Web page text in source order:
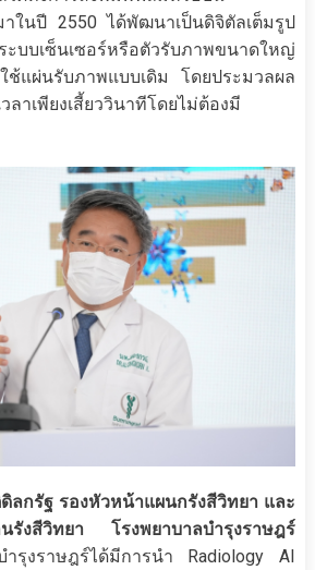
าในปี 2550 ได้พัฒนาเป็นดิจิตัลเต็มรูป
ซ็นเซอร์หรือตัวรับภาพขนาดใหญ่
ช้แผ่นรับภาพแบบเดิม โดยประมวลผล
ลาเพียงเสี้ยววินาทีโดยไม่ต้องมี
ลกรัฐ รองหัวหน้าแผนกรังสีวิทยา และ
รังสีวิทยา โรงพยาบาลบำรุงราษฎร์
ำรุงราษฎร์ได้มีการนำ Radiology AI